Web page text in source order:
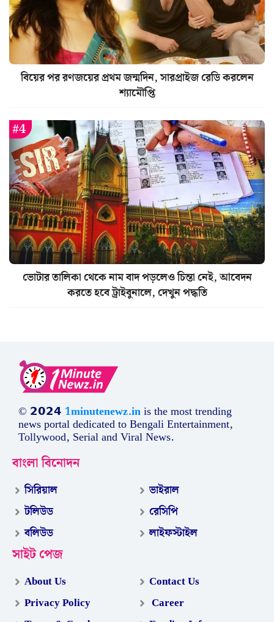
বিয়ের পর রণজয়ের প্রথম জন্মদিন, সারপ্রাইজ রেডি করলেন
শ্যামৌপ্তি
ভোটার তালিকা থেকে নাম বাদ পড়লেও চিন্তা নেই, আবেদন
করতে হবে ট্রাইবুনালে, দেখুন পদ্ধতি
© 𝟮𝟬𝟮𝟰 1minutenewz.inis the most trending
news portal dedicated to Bengali Entertainment,
Tollywood, Serial and Viral News.
বাংলা বিনোদন
সিরিয়াল
টলিউড
বলিউড
ভাইরাল
রেসিপি
লাইফস্টাইল
সাইট পেজ
About Us
Privacy Policy
Contact Us
Career